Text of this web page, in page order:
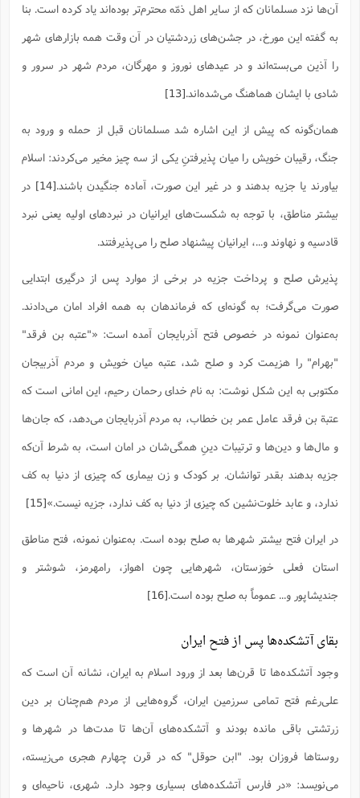
آن‌ها نزد مسلمانان که از سایر اهل ذمّه محترم‌تر بوده‌اند یاد کرده است. بنا
به گفته این مورخ، در جشن‌هاى زردشتیان در آن وقت همه بازارهاى شهر
را آذین مى‌بسته‌اند و در عیدهاى نوروز و مهرگان، مردم شهر در سرور و
شادى با ایشان هماهنگ مى‌شده‌اند.[13]
همان‌گونه که پیش از این اشاره شد مسلمانان قبل از حمله و ورود به
جنگ، رقیبان خویش را میان پذیرفتنِ یکی از سه چیز مخیر می‌کردند: اسلام
بیاورند یا جزیه بدهند و در غیر این صورت، آماده جنگیدن باشند.[14]
در
بیشتر مناطق، با توجه به شکست‌های ایرانیان در نبرد‌های اولیه یعنی نبرد
قادسیه و نهاوند و...، ایرانیان پیشنهاد صلح را می‌پذیرفتند.
پذیرش صلح و پرداخت جزیه در برخی از موارد پس از درگیری ابتدایی
صورت می‌گرفت؛ به گونه‌ای که فرماندهان به همه افراد امان می‌دادند.
به‌عنوان نمونه در خصوص فتح آذربایجان آمده است: «"عتبه بن فرقد"
"بهرام" را هزیمت کرد و صلح شد، عتبه میان خویش و مردم آذربیجان
مکتوبى به این شکل نوشت: به نام خداى رحمان رحیم، این امانی است که
عتبة بن فرقد عامل عمر بن خطاب، به مردم آذربایجان مى‌دهد، که جان‌ها
و مال‌ها و دین‌ها و ترتیبات دینِ همگی‌شان در امان است، به شرط آن‌که
جزیه بدهند بقدر توانشان. بر کودک و زن بیمارى که چیزى از دنیا به کف
ندارد، و عابد خلوت‌نشین که چیزى از دنیا به کف ندارد، جزیه نیست.»[15]
در ایران فتح بیشتر شهرها به صلح بوده است. به‌عنوان نمونه، فتح مناطق
استان فعلی خوزستان، شهرهایی چون اهواز، رامهرمز، شوشتر و
جندیشاپور و... عموماً به صلح بوده است.[16]
بقای آتشکده‌ها پس از فتح ایران
وجود آتشکده‌ها تا قرن‌ها بعد از ورود اسلام به ایران، نشانه آن است که
علی‌رغم فتح تمامی سرزمین ایران، گروه‌هایی از مردم هم‌چنان بر دین
زرتشتی باقی مانده بودند و آتشکده‌های آن‌ها تا مدت‌ها در شهرها و
روستاها فروزان بود. "ابن حوقل" که در قرن چهارم هجری می‌زیسته،
می‌نویسد: «در فارس آتشکده‌های بسیاری وجود دارد. شهری، ناحیه‌ای و